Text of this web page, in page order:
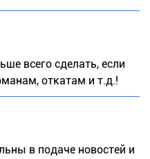
всего сделать, если
откатам и т.д.!
в подаче новостей и